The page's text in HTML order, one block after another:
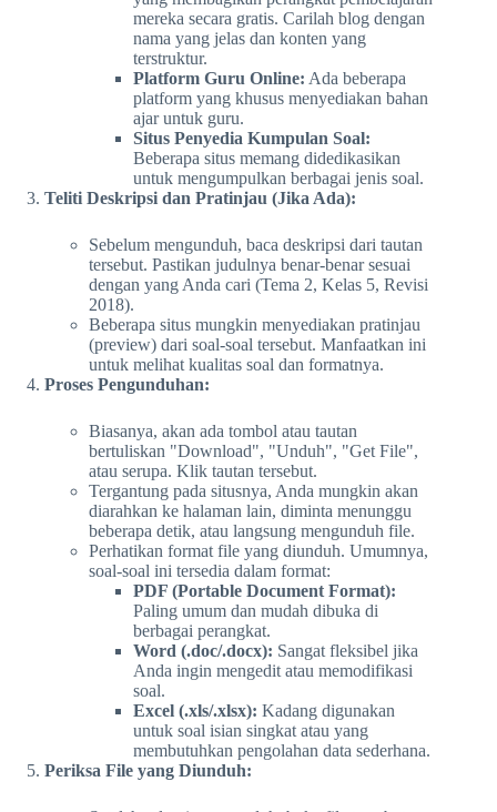
mereka secara gratis. Carilah blog dengan
nama yang jelas dan konten yang
terstruktur.
Platform Guru Online: Ada beberapa
platform yang khusus menyediakan bahan
ajar untuk guru.
Situs Penyedia Kumpulan Soal:
Beberapa situs memang didedikasikan
untuk mengumpulkan berbagai jenis soal.
Teliti Deskripsi dan Pratinjau (Jika Ada):
Sebelum mengunduh, baca deskripsi dari tautan
tersebut. Pastikan judulnya benar-benar sesuai
dengan yang Anda cari (Tema 2, Kelas 5, Revisi
2018).
Beberapa situs mungkin menyediakan pratinjau
(preview) dari soal-soal tersebut. Manfaatkan ini
untuk melihat kualitas soal dan formatnya.
Proses Pengunduhan:
Biasanya, akan ada tombol atau tautan
bertuliskan "Download", "Unduh", "Get File",
atau serupa. Klik tautan tersebut.
Tergantung pada situsnya, Anda mungkin akan
diarahkan ke halaman lain, diminta menunggu
beberapa detik, atau langsung mengunduh file.
Perhatikan format file yang diunduh. Umumnya,
soal-soal ini tersedia dalam format:
PDF (Portable Document Format):
Paling umum dan mudah dibuka di
berbagai perangkat.
Word (.doc/.docx): Sangat fleksibel jika
Anda ingin mengedit atau memodifikasi
soal.
Excel (.xls/.xlsx): Kadang digunakan
untuk soal isian singkat atau yang
membutuhkan pengolahan data sederhana.
Periksa File yang Diunduh: